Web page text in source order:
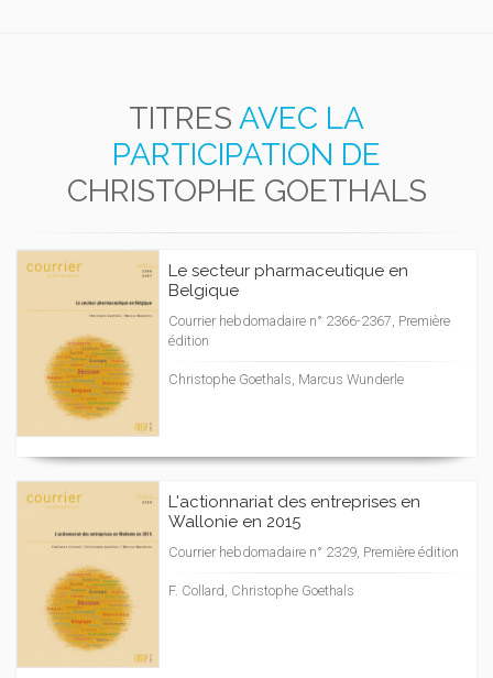
TITRES AVEC LA
PARTICIPATION DE
CHRISTOPHE GOETHALS
Le secteur pharmaceutique en
Belgique
Courrier hebdomadaire n° 2366-2367, Première
édition
Christophe Goethals, Marcus Wunderle
L'actionnariat des entreprises en
Wallonie en 2015
Courrier hebdomadaire n° 2329, Première édition
F. Collard, Christophe Goethals